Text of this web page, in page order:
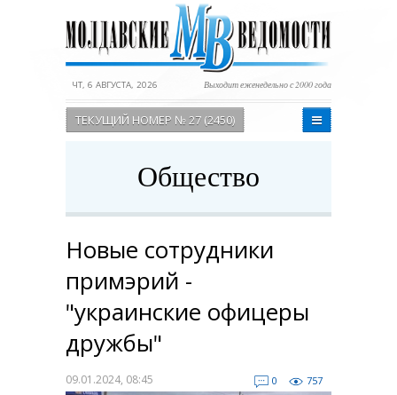
ЧТ, 6 АВГУСТА, 2026 Выходит еженедельно с 2000 года
ТЕКУЩИЙ НОМЕР № 27 (2450)
Общество
Новые сотрудники
примэрий -
"украинские офицеры
дружбы"
09.01.2024, 08:45 0 757